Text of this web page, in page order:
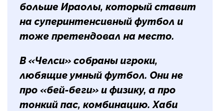
больше Ираолы, который ставит
на суперинтенсивный футбол и
тоже претендовал на место.
В «Челси» собраны игроки,
любящие умный футбол. Они не
про «бей-беги» и физику, а про
тонкий пас, комбинацию. Хаби